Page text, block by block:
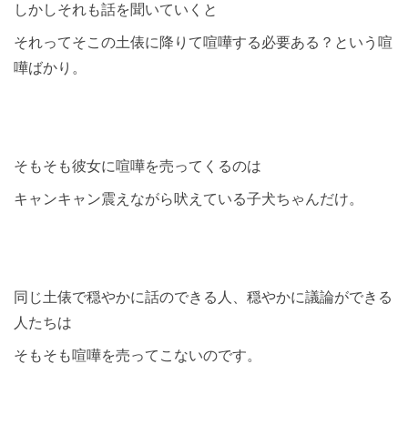
しかしそれも話を聞いていくと
それってそこの土俵に降りて喧嘩する必要ある？という喧
嘩ばかり。
そもそも彼女に喧嘩を売ってくるのは
キャンキャン震えながら吠えている子犬ちゃんだけ。
同じ土俵で穏やかに話のできる人、穏やかに議論ができる
人たちは
そもそも喧嘩を売ってこないのです。